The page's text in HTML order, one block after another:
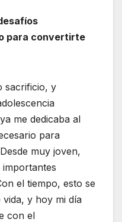
para convertirte
sacrificio, y
me dedicaba al
para
muy joven,
el tiempo, esto se
y hoy mi día
con el